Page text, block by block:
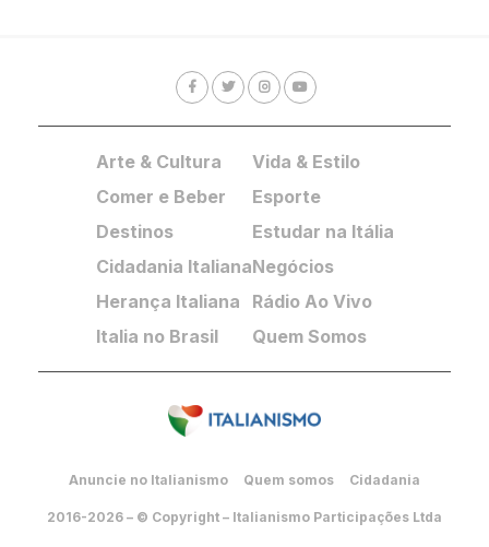
Arte & Cultura
Comer e Beber
Destinos
Cidadania Italiana
Herança Italiana
Italia no Brasil
Vida & Estilo
Esporte
Estudar na Itália
Negócios
Rádio Ao Vivo
Quem Somos
Anuncie no Italianismo Quem somos Cidadania
2016-2026 – © Copyright – Italianismo Participações Ltda